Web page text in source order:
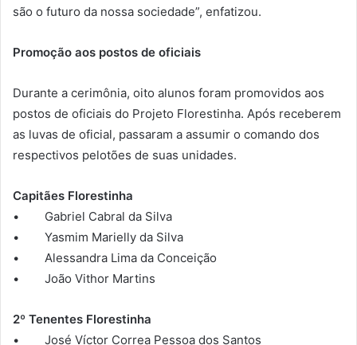
são o futuro da nossa sociedade”, enfatizou.
Promoção aos postos de oficiais
Durante a cerimônia, oito alunos foram promovidos aos
postos de oficiais do Projeto Florestinha. Após receberem
as luvas de oficial, passaram a assumir o comando dos
respectivos pelotões de suas unidades.
Capitães Florestinha
• Gabriel Cabral da Silva
• Yasmim Marielly da Silva
• Alessandra Lima da Conceição
• João Vithor Martins
2º Tenentes Florestinha
• José Víctor Correa Pessoa dos Santos